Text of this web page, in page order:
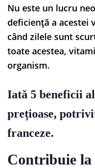
Nu este un lucru
deficiență a acestei
când zilele sunt
toate acestea,
organism.
Iată 5 beneficii
prețioase,
franceze.
Contribuie la